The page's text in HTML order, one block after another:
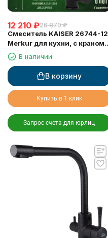
12 210 ₽26 870 ₽
Смеситель KAISER 26744-12
Merkur для кухни, с краном
для питьевой воды, черный
мрамор
В наличии
В корзину
Купить в 1 клик
Запрос счета для юрлиц